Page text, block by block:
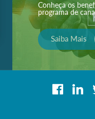
Conheça os
programa de
Saiba Mais